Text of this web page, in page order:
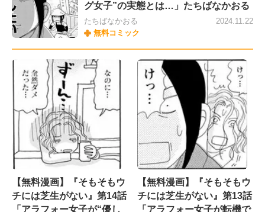
グ女子”の実態とは…」たちばなかおる
たちばなかおる
無料コミック
2024.11.22
【無料漫画】『そもそもウ
チには芝生がない』第14話
「アラフォー女子が“優し
【無料漫画】『そもそもウ
チには芝生がない』第13話
「アラフォー女子が転機で